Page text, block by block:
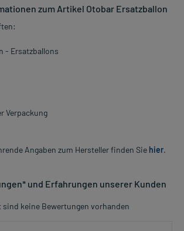
zum Artikel Otobar Ersatzballon
- Ersatzballons
Verpackung
Angaben zum Hersteller finden Sie hier.
und Erfahrungen unserer Kunden
sind keine Bewertungen vorhanden